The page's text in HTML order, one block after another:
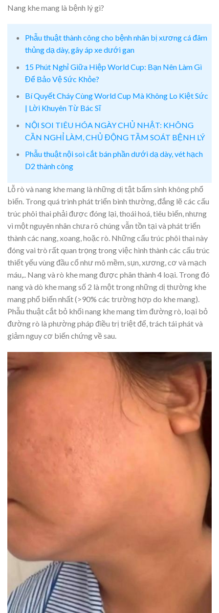
Nang khe mang là bệnh lý gì?
Phẫu thuật thành công cho bệnh nhân bị xương cá đâm
thủng dạ dày, gây áp xe dưới gan
15 Phút Nghỉ Giữa Hiệp World Cup: Bạn Nên Làm Gì
Để Bảo Vệ Sức Khỏe?
Bí Quyết Cháy Cùng World Cup Mà Không Lo Kiệt Sức
| Lời Khuyên Từ Bác Sĩ
NỘI SOI TIÊU HÓA NGÀY CHỦ NHẬT: KHÔNG
CẦN NGHỈ LÀM, CHỦ ĐỘNG TẦM SOÁT BỆNH LÝ
Phẫu thuật nội soi cắt bán phần dưới dạ dày, vét hạch
D2 thành công
Lỗ rò và nang khe mang là những dị tật bẩm sinh không phổ
biến. Trong quá trình phát triển bình thường, đắng lẽ các cấu
trúc phôi thai phải được đóng lại, thoái hoá, tiêu biến, nhưng
vì một nguyên nhân chưa rõ chúng vẫn tồn tại và phát triển
thành các nang, xoang, hoặc rò. Những cấu trúc phôi thai này
đóng vai trò rất quan trọng trong việc hình thành các cấu trúc
thiết yếu vùng đầu cổ như mô mềm, sụn, xương, cơ và mạch
máu,.. Nang và rò khe mang được phân thành 4 loại. Trong đó
nang và dò khe mang số 2 là một trong những dị thường khe
mang phổ biến nhất (>90% các trường hợp do khe mang).
Phẫu thuật cắt bỏ khối nang khe mang tìm đường rò, loại bỏ
đường rò là phường pháp điều trị triệt để, trách tái phát và
giảm nguy cơ biến chứng về sau.